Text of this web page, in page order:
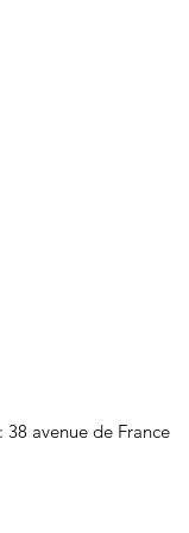
avenue de France